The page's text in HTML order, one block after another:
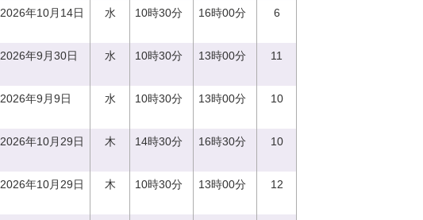
2026年10月14日 水 10時30分 16時00分 6
2026年9月30日 水 10時30分 13時00分 11
2026年9月9日 水 10時30分 13時00分 10
2026年10月29日 木 14時30分 16時30分 10
2026年10月29日 木 10時30分 13時00分 12